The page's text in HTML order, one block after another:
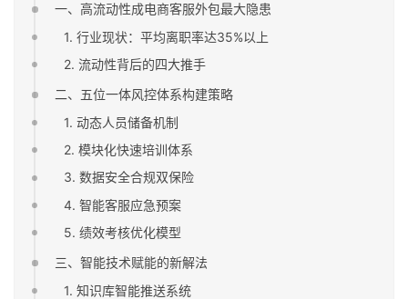
一、高流动性成电商客服外包最大隐患
1. 行业现状：平均离职率达35%以上
2. 流动性背后的四大推手
二、五位一体风控体系构建策略
1. 动态人员储备机制
2. 模块化快速培训体系
3. 数据安全合规双保险
4. 智能客服应急预案
5. 绩效考核优化模型
三、智能技术赋能的新解法
1. 知识库智能推送系统